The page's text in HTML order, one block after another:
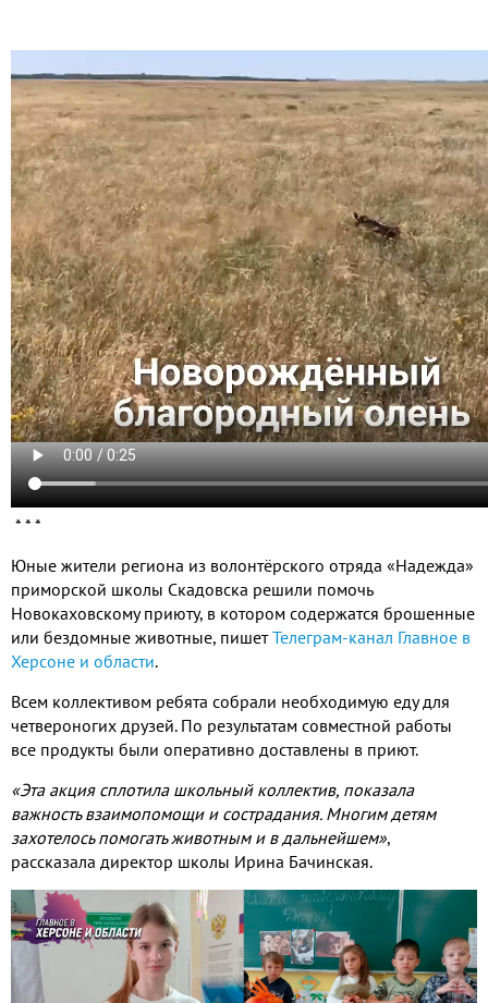
* * *
Юные жители региона из волонтёрского отряда «Надежда»
приморской школы Скадовска решили помочь
Новокаховскому приюту, в котором содержатся брошенные
или бездомные животные, пишетТелеграм-канал Главное в
Херсоне и области.
Всем коллективом ребята собрали необходимую еду для
четвероногих друзей. По результатам совместной работы
все продукты были оперативно доставлены в приют.
«Эта акция сплотила школьный коллектив, показала
важность взаимопомощи и сострадания. Многим детям
захотелось помогать животным и в дальнейшем»,
рассказала директор школы Ирина Бачинская.